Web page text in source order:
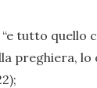
“e tutto quello
preghiera,